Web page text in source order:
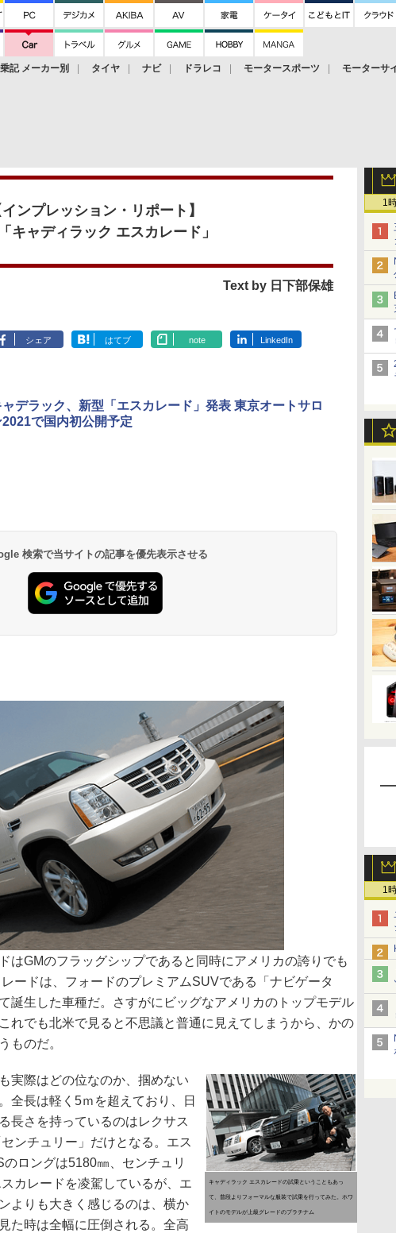
記 メーカー別 タイヤ ナビ ドラレコ モータースポーツ モーターサ
1
1
インプレッション・リポート】
キャディラック エスカレード」
Text by 日下部保雄
シェア はてブ note LinkedIn
ャデラック、新型「エスカレード」発表 東京オートサロ
2021で国内初公開予定
検索で当サイトの記事を優先表示させる
はGMのフラッグシップであると同時にアメリカの誇りでも
ードは、フォードのプレミアムSUVである「ナビゲータ
誕生した車種だ。さすがにビッグなアメリカのトップモデル
れでも北米で見ると不思議と普通に見えてしまうから、かの
ものだ。
キャディラック エスカレードの試乗ということもあっ
て、普段よりフォーマルな服装で試乗を行ってみた。ホワ
イトのモデルが上級グレードのプラチナム
実際はどの位なのか、掴めない
全長は軽く5ｍを超えており、日
長さを持っているのはレクサス
ンチュリー」だけとなる。エス
ロングは5180㎜、センチュリ
カレードを凌駕しているが、エ
よりも大きく感じるのは、横か
た時は全幅に圧倒される。全高